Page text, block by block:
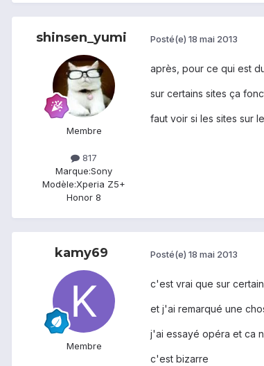
shinsen_yumi
Membre
817
Marque:Sony
Modèle:Xperia Z5+
Honor 8
Posté(e) 18 mai 2013
après, pour ce qui est
sur certains sites ça
faut voir si les sites sur
kamy69
Membre
Posté(e) 18 mai 2013
c'est vrai que sur
et j'ai remarqué une
j'ai essayé opéra et ca
c'est bizarre